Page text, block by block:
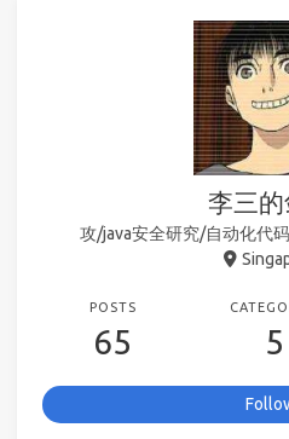
李三
攻/java安全研究/自动化代
POSTS
65 5